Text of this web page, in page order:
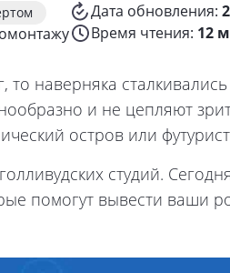
Дата обновления:
Время чтения: 12
наверняка
и не цепляют
остров или
студий.
помогут вывести ваши